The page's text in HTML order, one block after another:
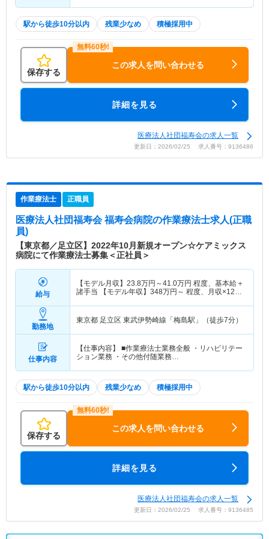
駅から徒歩10分以内 残業少なめ 積極採用中
保存する
この求人を問い合わせる
詳細を見る
医療法人社団福寿会の求人一覧
更新日：2026/02/25 求人番号：9136486
作業療法士 正職員
医療法人社団福寿会 福寿会病院の作業療法士求人(正職
員)
【東京都／足立区】2022年10月新規オープン☆ケアミックス
病院にて作業療法士募集＜正社員＞
給与
【モデル月収】 23.8万円～41.0万円 程度、基本給＋
諸手当 【モデル年収】 348万円～ 程度、月収×12ヶ
勤務地
東京都 足立区 東武伊勢崎線「梅島駅」（徒歩7分）
仕事内容
【仕事内容】 ■作業療法士業務全般 ・リハビリテー
ション業務 ・その他付随業務…
駅から徒歩10分以内 残業少なめ 積極採用中
保存する
この求人を問い合わせる
詳細を見る
医療法人社団福寿会の求人一覧
更新日：2026/02/25 求人番号：9136485